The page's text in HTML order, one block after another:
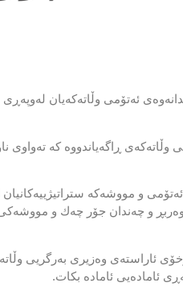
ئه‌تۆمی وڵاته‌كه‌یان
ڕاگه‌یاندووه‌ كه‌ ته‌واوی
و مووشه‌كه‌
و چه‌ندان جۆر چه‌ك و
ئاراسته‌ی وه‌زیری به‌رگریی
ئاماده‌یی ئاماده‌ بكات.